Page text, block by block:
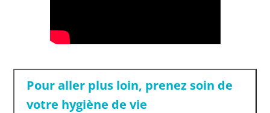
Pour aller plus loin, prenez soin de
votre hygiène de vie